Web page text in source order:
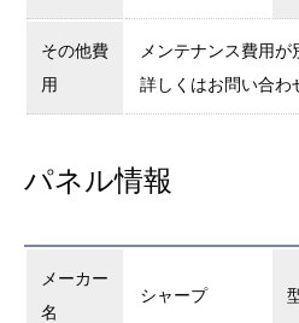
その他費
用
メンテナンス費用が
詳しくはお問い合わ
パネル情報
メーカー
名
シャープ